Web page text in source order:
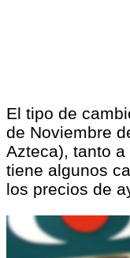
El tipo de
de Noviembre
Azteca), tanto
tiene algunos
los precios de